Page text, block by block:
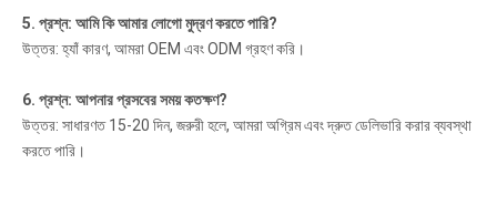
5. প্রশ্ন: আমি কি আমার লোগো মুদ্রণ করতে পারি?
উত্তর: হ্যাঁ কারণ, আমরা OEM এবং ODM গ্রহণ করি।
6. প্রশ্ন: আপনার প্রসবের সময় কতক্ষণ?
উত্তর: সাধারণত 15-20 দিন, জরুরী হলে, আমরা অগ্রিম এবং দ্রুত ডেলিভারি করার ব্যবস্থা
করতে পারি।